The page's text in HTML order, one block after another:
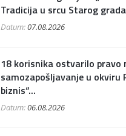
Tradicija u srcu Starog
Datum:07.08.2026
18 korisnika ostvarilo pravo
samozapošljavanje u okviru
biznis“...
Datum:06.08.2026